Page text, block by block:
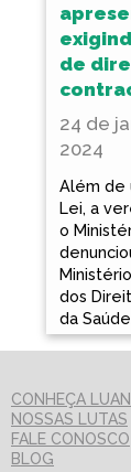
de
24 de
2024
Além de
Lei, a
o
dos
da
CONHEÇA
NOSSAS LUTAS
FALE CONOSCO
BLOG